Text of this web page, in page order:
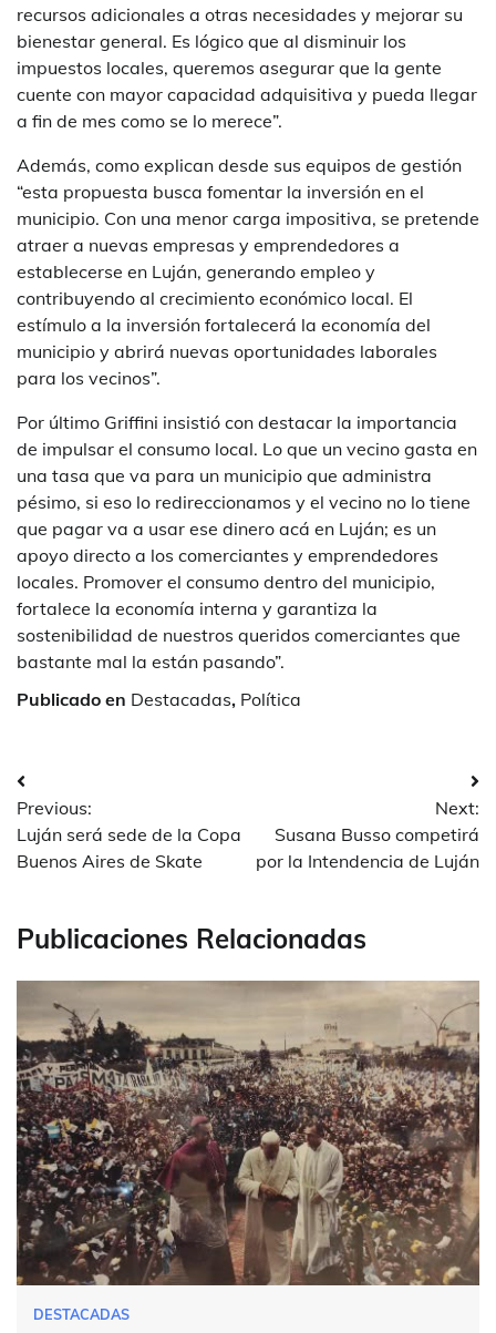
recursos adicionales a otras necesidades y mejorar su
bienestar general. Es lógico que al disminuir los
impuestos locales, queremos asegurar que la gente
cuente con mayor capacidad adquisitiva y pueda llegar
a fin de mes como se lo merece”.
Además, como explican desde sus equipos de gestión
“esta propuesta busca fomentar la inversión en el
municipio. Con una menor carga impositiva, se pretende
atraer a nuevas empresas y emprendedores a
establecerse en Luján, generando empleo y
contribuyendo al crecimiento económico local. El
estímulo a la inversión fortalecerá la economía del
municipio y abrirá nuevas oportunidades laborales
para los vecinos”.
Por último Griffini insistió con destacar la importancia
de impulsar el consumo local. Lo que un vecino gasta en
una tasa que va para un municipio que administra
pésimo, si eso lo redireccionamos y el vecino no lo tiene
que pagar va a usar ese dinero acá en Luján; es un
apoyo directo a los comerciantes y emprendedores
locales. Promover el consumo dentro del municipio,
fortalece la economía interna y garantiza la
sostenibilidad de nuestros queridos comerciantes que
bastante mal la están pasando”.
Publicado en Destacadas, Política
Navegación
de
entradas
Previous:
Luján será sede de la Copa
Buenos Aires de Skate
Next:
Susana Busso competirá
por la Intendencia de Luján
Publicaciones Relacionadas
DESTACADAS